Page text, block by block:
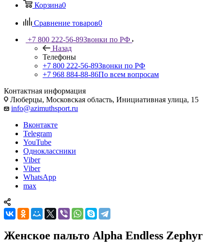
Корзина0
Сравнение товаров0
+7 800 222-56-89Звонки по РФ
Назад
Телефоны
+7 800 222-56-89Звонки по РФ
+7 968 884-88-86По всем вопросам
Контактная информация
Люберцы, Московская область, Инициативная улица, 15
info@azimuthsport.ru
Вконтакте
Telegram
YouTube
Одноклассники
Viber
Viber
WhatsApp
max
Женское пальто Alpha Endless Zephyr